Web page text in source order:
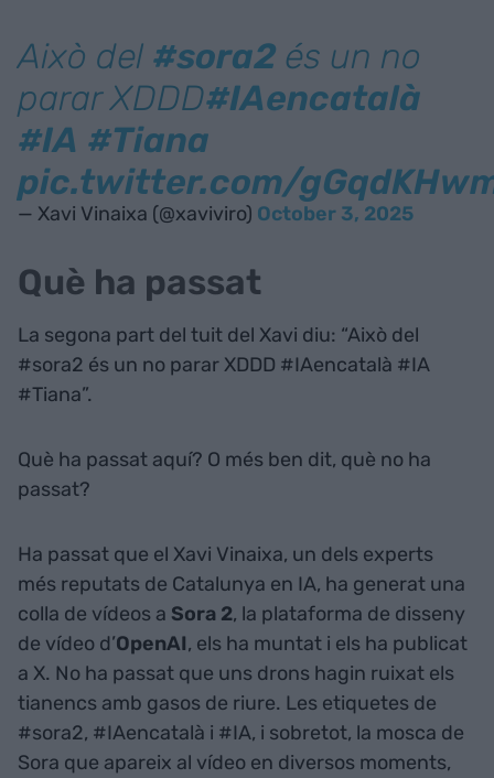
Això del #sora2 és un no
parar XDDD#IAencatalà
#IA #Tiana
pic.twitter.com/
— Xavi Vinaixa (@xaviviro) October 3, 2025
Què ha passat
La segona part del tuit del Xavi diu: “Això del
#sora2 és un no parar XDDD #IAencatalà #IA
#Tiana”.
Què ha passat aquí? O més ben dit, què no ha
passat?
Ha passat que el Xavi Vinaixa, un dels experts
més reputats de Catalunya en IA, ha generat una
colla de vídeos a Sora 2, la plataforma de disseny
de vídeo d’OpenAI, els ha muntat i els ha publicat
a X. No ha passat que uns drons hagin ruixat els
tianencs amb gasos de riure. Les etiquetes de
#sora2, #IAencatalà i #IA, i sobretot, la mosca de
Sora que apareix al vídeo en diversos moments,